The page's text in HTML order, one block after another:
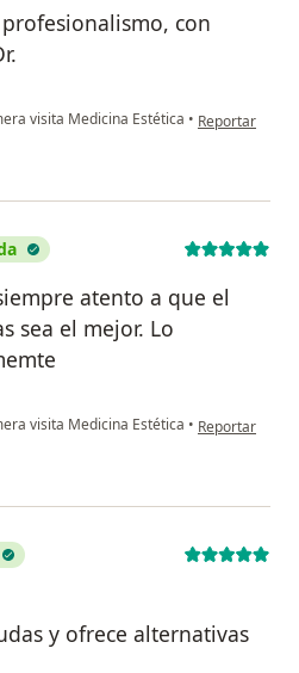
con
visita Medicina Estética • en opinión del
Reportar
atento a que el
sea el mejor. Lo
visita Medicina Estética • en opinión del
Reportar
y ofrece alternativas